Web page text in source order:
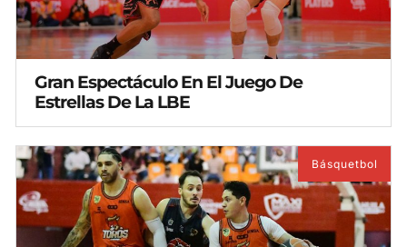
Gran Espectáculo En El Juego De
Estrellas De La LBE
Básquetbol